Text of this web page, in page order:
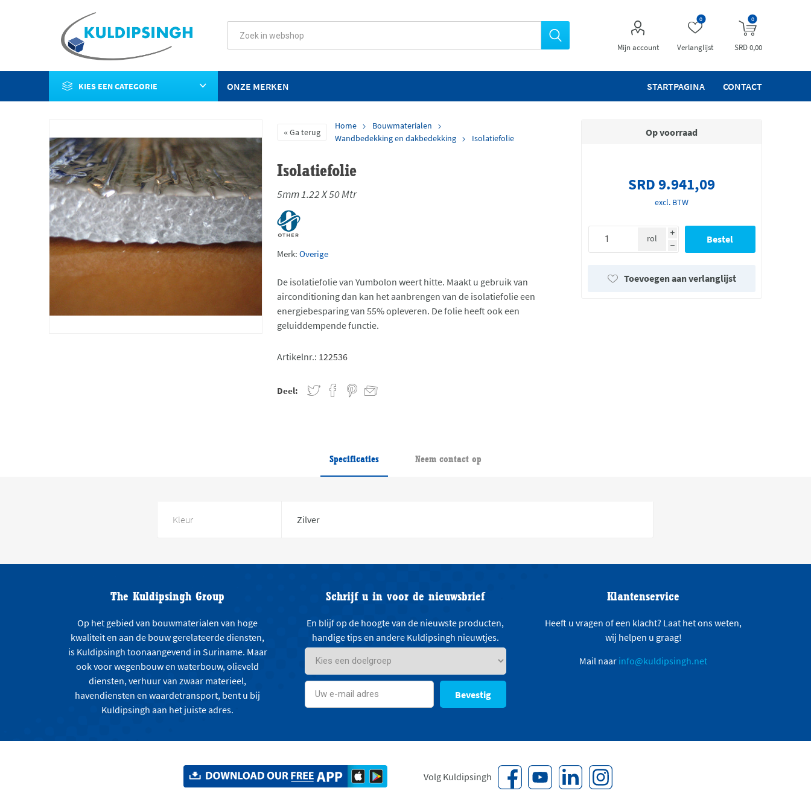
Mijn account Verlanglijst
0 0
SRD 0,00
KIES EEN CATEGORIE STARTPAGINA CONTACT
ONZE MERKEN
Ga terug
Home
Bouwmaterialen
Wandbedekking en dakbedekking
Isolatiefolie
Isolatiefolie
5mm 1.22 X 50 Mtr
Merk: Overige
De isolatiefolie van Yumbolon weert hitte. Maakt u gebruik van
airconditioning dan kan het aanbrengen van de isolatiefolie een
energiebesparing van 55% opleveren. De folie heeft ook een
geluiddempende functie.
Artikelnr.: 122536
Deel:
Op voorraad
SRD 9.941,09
excl. BTW
i
h
rol
Toevoegen aan verlanglijst
Specificaties Neem contact op
Kleur Zilver
The Kuldipsingh Group
Op het gebied van bouwmaterialen van hoge
kwaliteit en aan de bouw gerelateerde diensten,
is Kuldipsingh toonaangevend in Suriname. Maar
ook voor wegenbouw en waterbouw, olieveld
diensten, verhuur van zwaar materieel,
havendiensten en waardetransport, bent u bij
Kuldipsingh aan het juiste adres.
Schrijf u in voor de nieuwsbrief
En blijf op de hoogte van de nieuwste producten,
handige tips en andere Kuldipsingh nieuwtjes.
Bevestig
Klantenservice
Heeft u vragen of een klacht? Laat het ons weten,
wij helpen u graag!
Mail naar info@kuldipsingh.net
Volg Kuldipsingh